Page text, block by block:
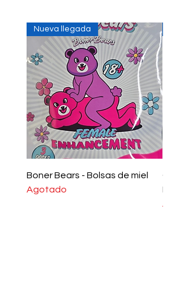
Nueva llegada
Boner Bears - Bolsas de miel
Agotado
Boner